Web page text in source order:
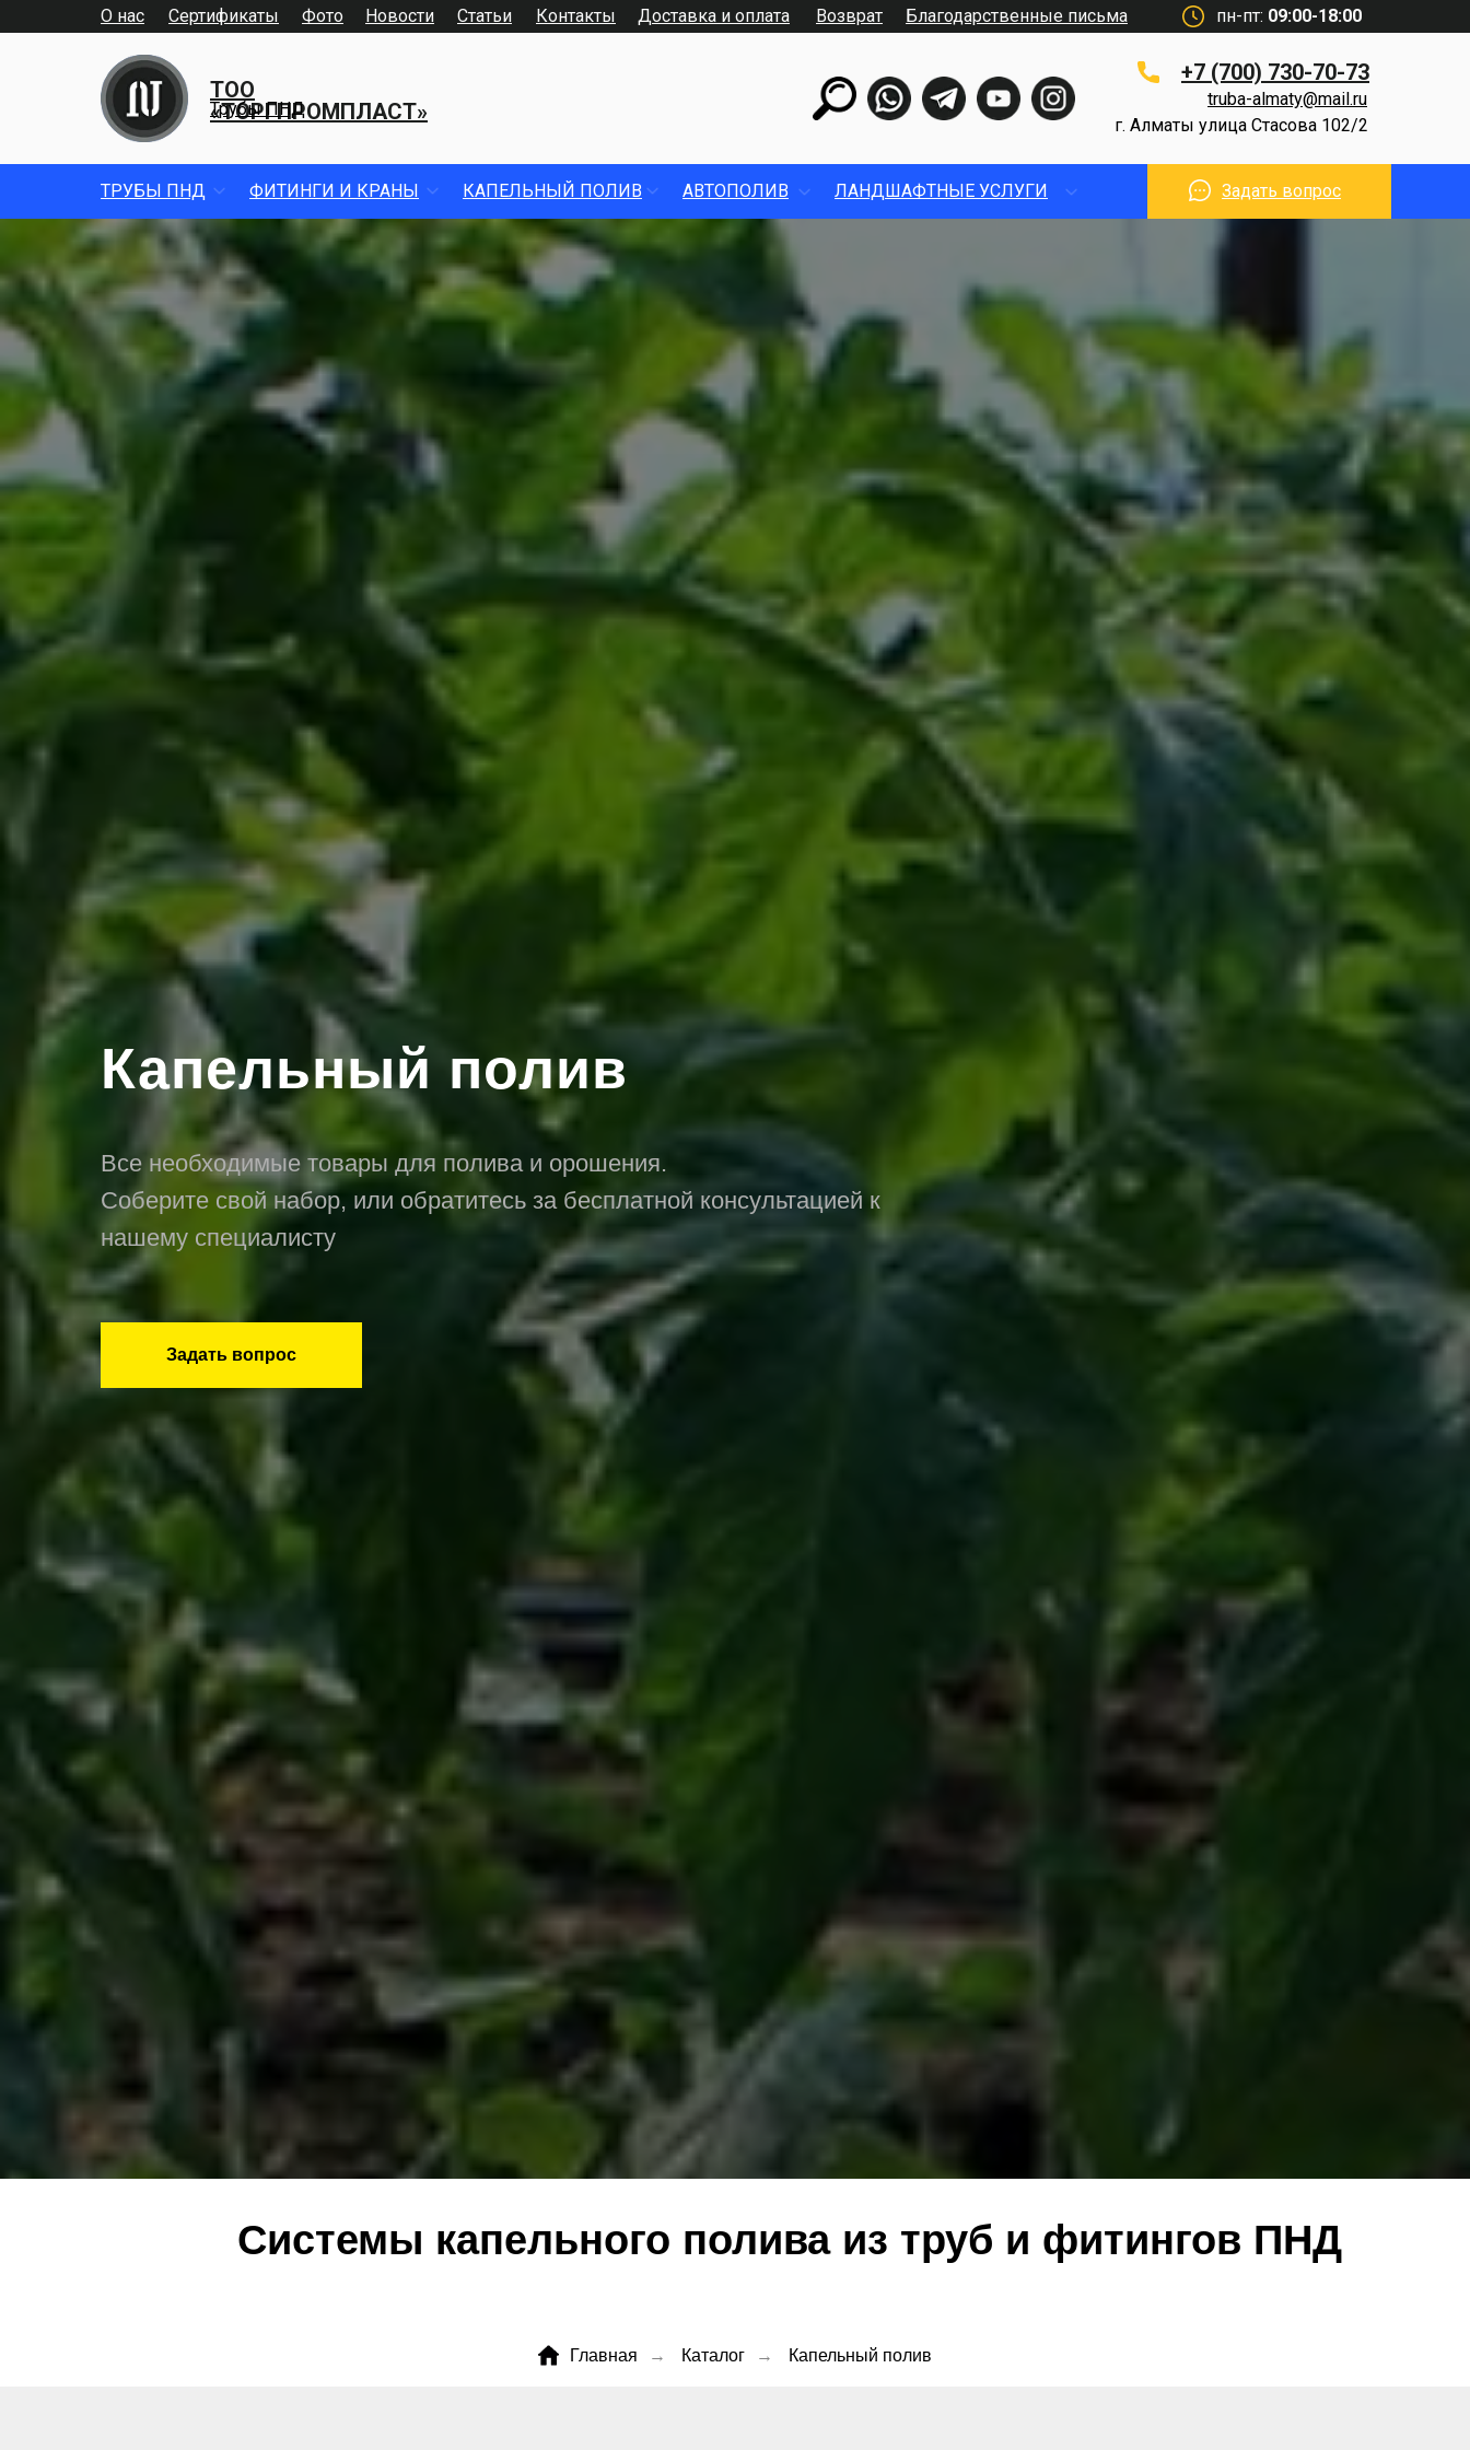
О нас Доставка и оплата
Контакты
Фото
Сертификаты Новости Статьи пн-пт: 09:00-18:00
ТОО
«ТОРГПРОМПЛАСТ»
Трубы ПНД
+7 (700) 730-70-73
г. Алматы улица Стасова 102/2
truba-almaty@mail.ru
Возврат Благодарственные письма
ТРУБЫ ПНД ФИТИНГИ И КРАНЫ КАПЕЛЬНЫЙ ПОЛИВ АВТОПОЛИВ ЛАНДШАФТНЫЕ УСЛУГИ Задать вопрос
Капельный полив
Все необходимые товары для полива и орошения.
Соберите свой набор, или обратитесь за бесплатной консультацией к
нашему специалисту
Задать вопрос
Системы капельного полива из труб и фитингов ПНД
Главная → Каталог → Капельный полив